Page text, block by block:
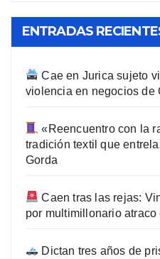
ENTRADAS
Cae en Jurica sujeto
violencia en negocios de
«Reencuentro con la
tradición textil que
Gorda
Caen tras las rejas:
por multimillonario
Dictan tres años de